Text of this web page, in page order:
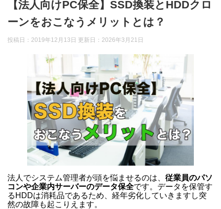
【法人向けPC保全】SSD換装とHDDクロ
ーンをおこなうメリットとは？
投稿日：2019年12月13日 更新日： 2026年3月21日
法人でシステム管理者が頭を悩ませるのは、 従業員のパソ
コンや企業内サーバーのデータ保全です。データを保管す
るHDDは消耗品であるため、経年劣化していきますし突
然の故障も起こりえます。